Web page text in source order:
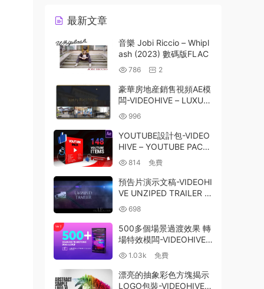
最新文章
音樂 Jobi Riccio – Whipl
ash (2023) 數碼版FLAC
786 2
豪華房地産銷售視頻AE模
闆-VIDEOHIVE – LUXUR
Y REAL ESTATE PROMO
– 25322018
996
YOUTUBE設計包-VIDEO
HIVE – YOUTUBE PACK
– 24768030
814 免費
預告片演示文稿-VIDEOHI
VE UNZIPED TRAILER 2
5208101
698
500多個場景過渡效果 轉
場特效模闆-VIDEOHIVE –
TRANSITIONS V2 2442
7647
1.03k 免費
漂亮的抽象彩色方塊揭示
LOGO包裝-VIDEOHIVE –